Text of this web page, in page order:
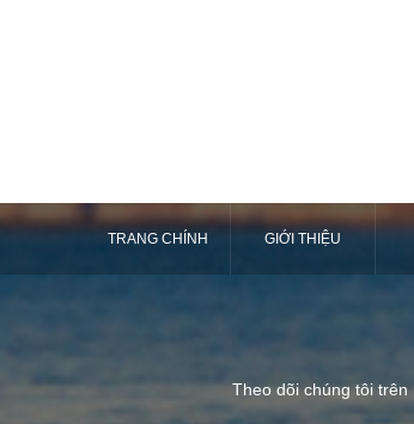
TRANG CHÍNH GIỚI THIỆU
Theo dõi chúng tôi